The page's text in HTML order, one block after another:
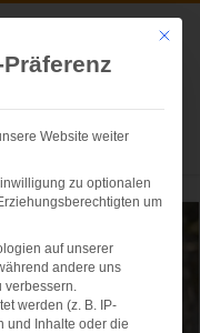
Mit
Website weiter
zu optionalen
um
auf unserer
andere uns
verbessern.
werden (z. B. IP-
und Inhalte oder die